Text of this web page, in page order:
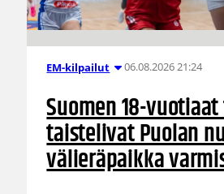
EM-kilpailut 06.08.2026 21:24
Suomen 18-
taistelivat Puolan
välieräpaikka